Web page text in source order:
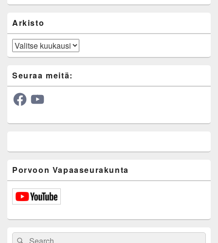
Arkisto
Arkisto
Seuraa meitä:
FacebookYouTube
Porvoon Vapaaseurakunta
SearchSearch